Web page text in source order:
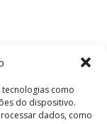
como
do dispositivo.
dados, como